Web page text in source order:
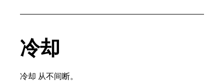
冷却
冷却 从不间断。